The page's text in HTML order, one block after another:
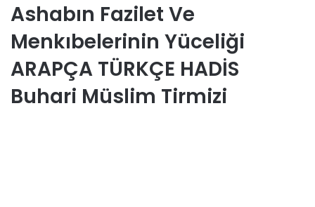
Ashabın Fazilet Ve
Menkıbelerinin Yüceliği
ARAPÇA TÜRKÇE HADİS
Buhari Müslim Tirmizi